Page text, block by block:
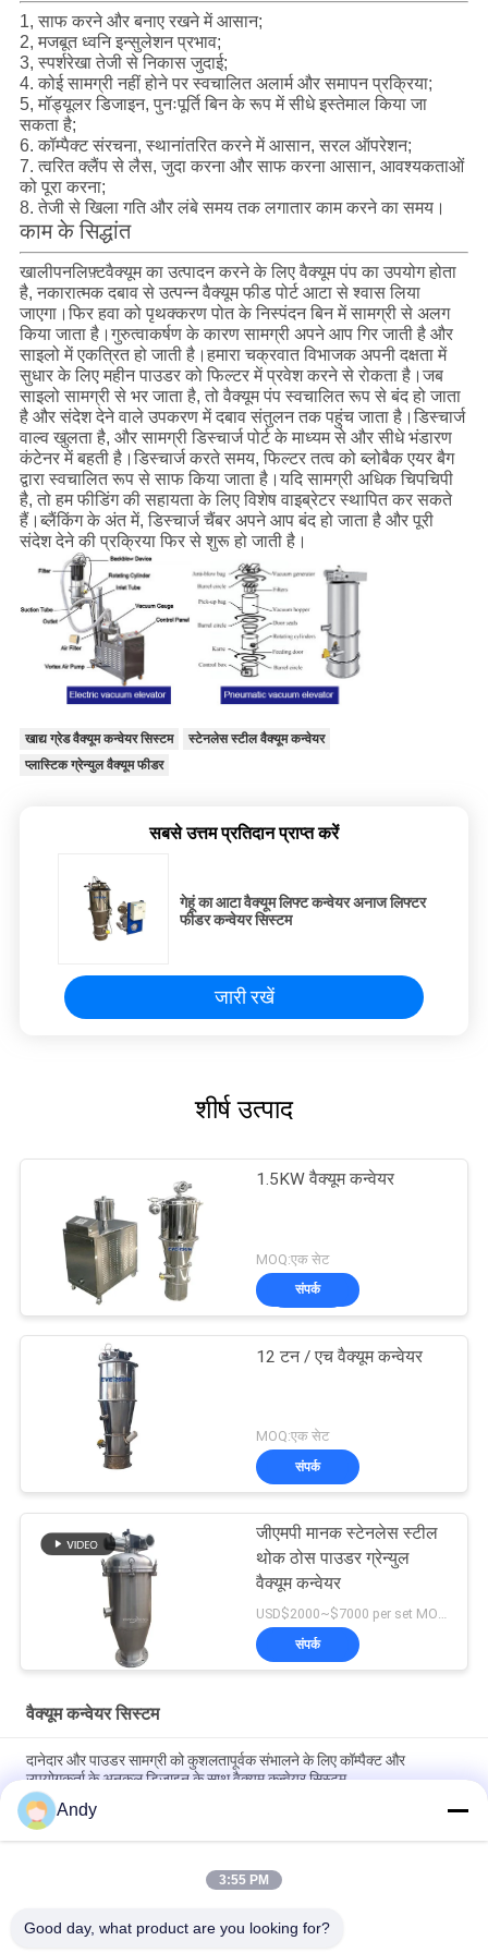
1, साफ करने और बनाए रखने में आसान;
2, मजबूत ध्वनि इन्सुलेशन प्रभाव;
3, स्पर्शरेखा तेजी से निकास जुदाई;
4. कोई सामग्री नहीं होने पर स्वचालित अलार्म और समापन प्रक्रिया;
5, मॉड्यूलर डिजाइन, पुनःपूर्ति बिन के रूप में सीधे इस्तेमाल किया जा
सकता है;
6. कॉम्पैक्ट संरचना, स्थानांतरित करने में आसान, सरल ऑपरेशन;
7. त्वरित क्लैंप से लैस, जुदा करना और साफ करना आसान, आवश्यकताओं
को पूरा करना;
8. तेजी से खिला गति और लंबे समय तक लगातार काम करने का समय।
काम के सिद्धांत
खालीपनलिफ़्टवैक्यूम का उत्पादन करने के लिए वैक्यूम पंप का उपयोग होता
है, नकारात्मक दबाव से उत्पन्न वैक्यूम फीड पोर्ट आटा से श्वास लिया
जाएगा।फिर हवा को पृथक्करण पोत के निस्पंदन बिन में सामग्री से अलग
किया जाता है।गुरुत्वाकर्षण के कारण सामग्री अपने आप गिर जाती है और
साइलो में एकत्रित हो जाती है।हमारा चक्रवात विभाजक अपनी दक्षता में
सुधार के लिए महीन पाउडर को फिल्टर में प्रवेश करने से रोकता है।जब
साइलो सामग्री से भर जाता है, तो वैक्यूम पंप स्वचालित रूप से बंद हो जाता
है और संदेश देने वाले उपकरण में दबाव संतुलन तक पहुंच जाता है।डिस्चार्ज
वाल्व खुलता है, और सामग्री डिस्चार्ज पोर्ट के माध्यम से और सीधे भंडारण
कंटेनर में बहती है।डिस्चार्ज करते समय, फिल्टर तत्व को ब्लोबैक एयर बैग
द्वारा स्वचालित रूप से साफ किया जाता है।यदि सामग्री अधिक चिपचिपी
है, तो हम फीडिंग की सहायता के लिए विशेष वाइब्रेटर स्थापित कर सकते
हैं।ब्लैंकिंग के अंत में, डिस्चार्ज चैंबर अपने आप बंद हो जाता है और पूरी
संदेश देने की प्रक्रिया फिर से शुरू हो जाती है।
खाद्य ग्रेड वैक्यूम कन्वेयर सिस्टम
स्टेनलेस स्टील वैक्यूम कन्वेयर
प्लास्टिक ग्रेन्युल वैक्यूम फीडर
सबसे उत्तम प्रतिदान प्राप्त करें
गेहूं का आटा वैक्यूम लिफ्ट कन्वेयर अनाज लिफ्टर
फीडर कन्वेयर सिस्टम
जारी रखें
शीर्ष उत्पाद
1.5KW वैक्यूम कन्वेयर
MOQ:एक सेट
संपर्क
12 टन / एच वैक्यूम कन्वेयर
MOQ:एक सेट
संपर्क
जीएमपी मानक स्टेनलेस स्टील
थोक ठोस पाउडर ग्रेन्युल
वैक्यूम कन्वेयर
USD$2000~$7000 per set MOQ:एक सेट
संपर्क
वैक्यूम कन्वेयर सिस्टम
दानेदार और पाउडर सामग्री को कुशलतापूर्वक संभालने के लिए कॉम्पैक्ट और
उपयोगकर्ता के अनुकूल डिजाइन के साथ वैक्यूम कन्वेयर सिस्टम
औद्योगिक प्रक्रियाओं में दानेदार सामग्री की निरंतर फीडिंग और डिस्चार्ज के लिए
स्वचालित वैक्यूम कन्वेयर सिस्टम
धूल मुक्त बंद पाइपलाइन प्रौद्योगिकी के साथ पाउडर और दानेदार सामग्रियों को
Andy
3:55 PM
Good day, what product are you looking for?